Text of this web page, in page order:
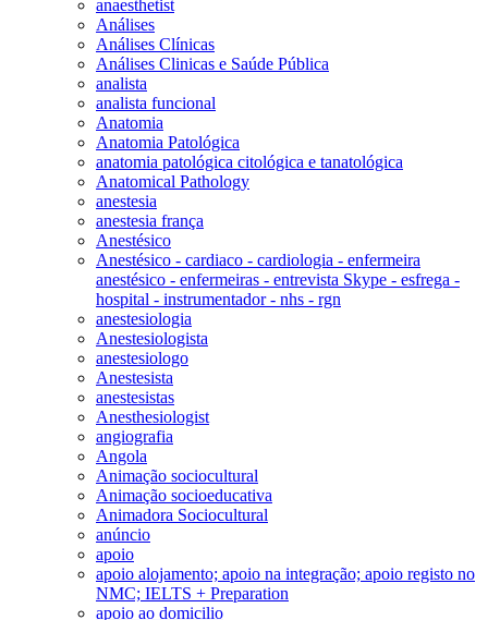
anaesthetist
Análises
Análises Clínicas
Análises Clinicas e Saúde Pública
analista
analista funcional
Anatomia
Anatomia Patológica
anatomia patológica citológica e tanatológica
Anatomical Pathology
anestesia
anestesia frança
Anestésico
Anestésico - cardiaco - cardiologia - enfermeira
anestésico - enfermeiras - entrevista Skype - esfrega -
hospital - instrumentador - nhs - rgn
anestesiologia
Anestesiologista
anestesiologo
Anestesista
anestesistas
Anesthesiologist
angiografia
Angola
Animação sociocultural
Animação socioeducativa
Animadora Sociocultural
anúncio
apoio
apoio alojamento; apoio na integração; apoio registo no
NMC; IELTS + Preparation
apoio ao domicilio